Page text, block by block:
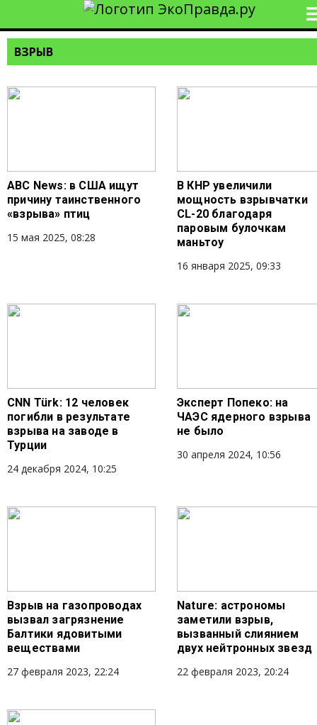
ВЗРЫВ
ABC News: в США ищут
причину таинственного
«взрыва» птиц
15 мая 2025, 08:28
В КНР увеличили
мощность взрывчатки
CL-20 благодаря
паровым булочкам
маньтоу
16 января 2025, 09:33
CNN Türk: 12 человек
погибли в результате
взрыва на заводе в
Турции
24 декабря 2024, 10:25
Эксперт Попеко: на
ЧАЭС ядерного взрыва
не было
30 апреля 2024, 10:56
Взрыв на газопроводах
вызвал загрязнение
Балтики ядовитыми
веществами
27 февраля 2023, 22:24
Nature: астрономы
заметили взрыв,
вызванный слиянием
двух нейтронных звезд
22 февраля 2023, 20:24